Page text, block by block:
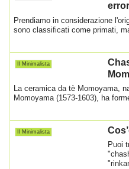
Prendiamo in considerazione
sono classificati come primati,
Il Minimalista
La ceramica da tè Momoyama,
Momoyama (1573-1603), ha
Il Minimalista
Puoi